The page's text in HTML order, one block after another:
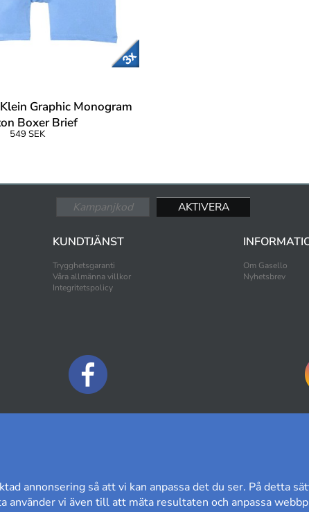
Graphic Monogram
Boxer Brief
549 SEK
KUNDTJÄNST
Trygghetsgaranti
Våra allmänna villkor
Integritetspolicy
Om Gasello
Nyhetsbrev
annonsering så att vi kan anpassa det du ser. På detta
vi även till att mäta resultaten och anpassa